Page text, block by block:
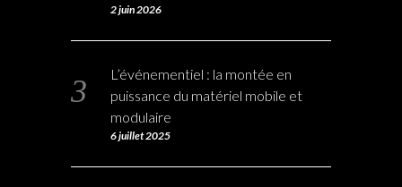
2 juin 2026
L’événementiel : la montée en
puissance du matériel mobile et
modulaire
6 juillet 2025